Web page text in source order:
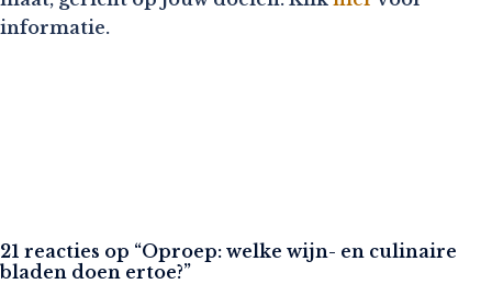
informatie.
21 reacties op “Oproep: welke wijn- en culinaire
bladen doen ertoe?”